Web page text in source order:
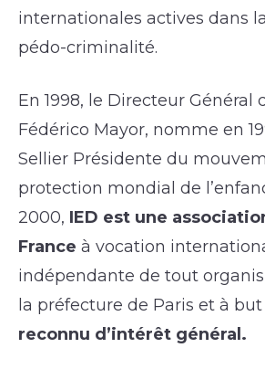
internationales actives dans
pédo-criminalité.
En 1998, le Directeur Général
Fédérico Mayor, nomme en
Sellier Présidente du
protection mondial de
2000, IED est une
Franceà vocation
indépendante de tout
la préfecture de Paris et à
reconnu d’intérêt général.